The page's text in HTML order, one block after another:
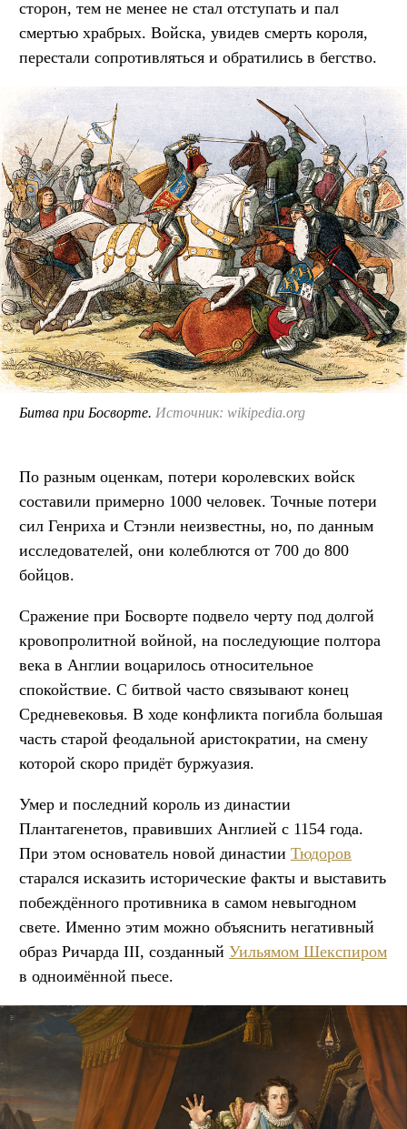
сторон, тем не менее не стал отступать и пал
смертью храбрых. Войска, увидев смерть короля,
перестали сопротивляться и обратились в бегство.
Битва при Босворте. Источник: wikipedia.org
По разным оценкам, потери королевских войск
составили примерно 1000 человек. Точные потери
сил Генриха и Стэнли неизвестны, но, по данным
исследователей, они колеблются от 700 до 800
бойцов.
Сражение при Босворте подвело черту под долгой
кровопролитной войной, на последующие полтора
века в Англии воцарилось относительное
спокойствие. С битвой часто связывают конец
Средневековья. В ходе конфликта погибла большая
часть старой феодальной аристократии, на смену
которой скоро придёт буржуазия.
Умер и последний король из династии
Плантагенетов, правивших Англией с 1154 года.
При этом основатель новой династии Тюдоров
старался исказить исторические факты и выставить
побеждённого противника в самом невыгодном
свете. Именно этим можно объяснить негативный
образ Ричарда III, созданный Уильямом Шекспиром
в одноимённой пьесе.